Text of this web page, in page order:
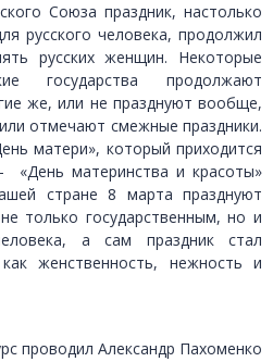
Союза праздник, настолько
русского человека, продолжил
русских женщин. Некоторые
государства продолжают
же, или не празднуют вообще,
отмечают смежные праздники.
матери», который приходится
материнства и красоты»
стране 8 марта празднуют
только государственным, но и
а сам праздник стал
женственность, нежность и
проводил Александр Пахоменко